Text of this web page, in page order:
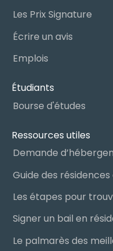
Les Prix Signature
Écrire un avis
Emplois
Étudiants
Bourse d'études
Ressources utiles
Demande
Guide des